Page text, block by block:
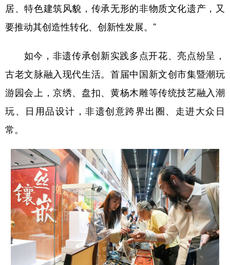
居、特色建筑风貌，传承无形的非物质文化遗产，又
要推动其创造性转化、创新性发展。”
如今，非遗传承创新实践多点开花、亮点纷呈，
古老文脉融入现代生活。首届中国新文创市集暨潮玩
游园会上，京绣、盘扣、黄杨木雕等传统技艺融入潮
玩、日用品设计，非遗创意跨界出圈、走进大众日
常。